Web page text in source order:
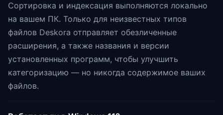
Сортировка и индексация выполняются локально
на вашем ПК. Только для неизвестных типов
файлов Deskora отправляет обезличенные
расширения, а также названия и версии
установленных программ, чтобы улучшить
категоризацию — но никогда содержимое ваших
файлов.